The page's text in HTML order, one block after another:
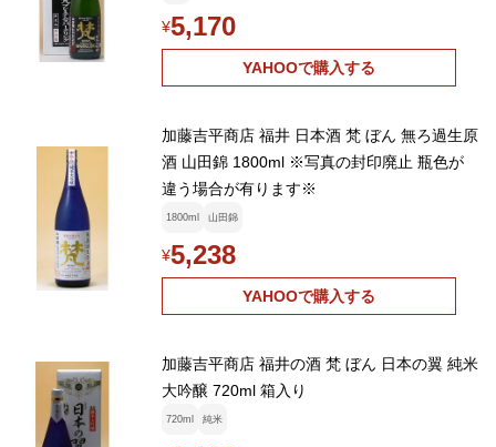
¥5,170
YAHOOで購入する
加藤吉平商店 福井 日本酒 梵 ぼん 無ろ過生原
酒 山田錦 1800ml ※写真の封印廃止 瓶色が
違う場合が有ります※
1800ml 山田錦
¥5,238
YAHOOで購入する
加藤吉平商店 福井の酒 梵 ぼん 日本の翼 純米
大吟醸 720ml 箱入り
720ml 純米